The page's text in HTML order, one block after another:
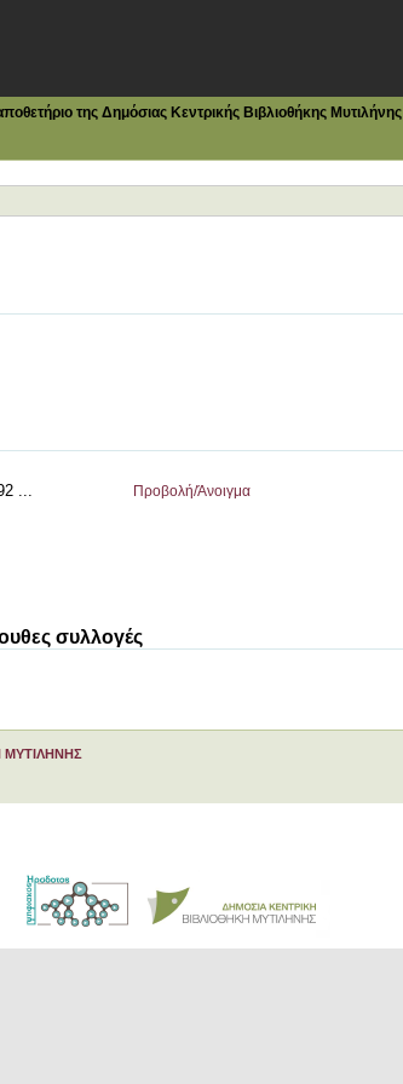
της Δημόσιας Κεντρικής Βιβλιοθήκης Μυτιλήνης
...
Προβολή/Άνοιγμα
συλλογές
ΜΥΤΙΛΗΝΗΣ